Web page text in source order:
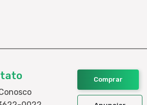
Comprar